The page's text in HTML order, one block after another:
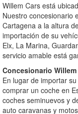
Willem Cars está
Nuestro concesionario
Cartagena a la altura
importación de su
Elx, La Marina,
servicio amable está
Concesionario Willem
En lugar de importar
comprar un coche en
coches seminuevos y
auto caravanas y